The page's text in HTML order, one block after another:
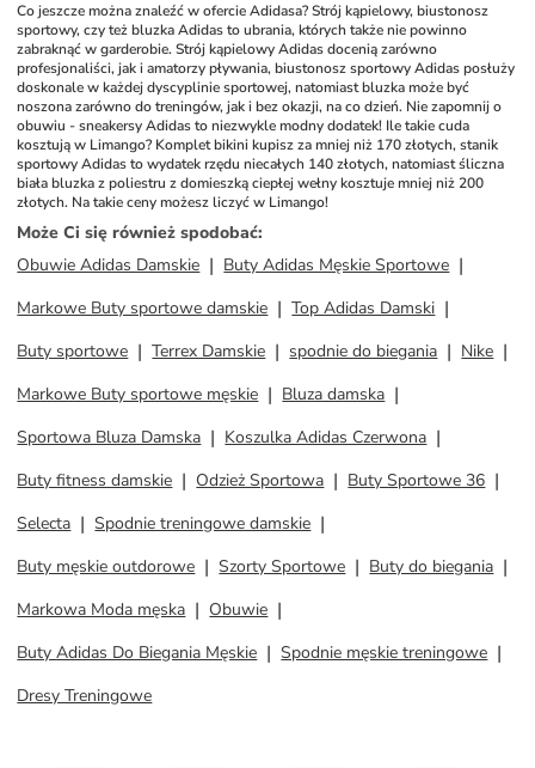
Co jeszcze można znaleźć w ofercie Adidasa? Strój kąpielowy, biustonosz
sportowy, czy też bluzka Adidas to ubrania, których także nie powinno
zabraknąć w garderobie. Strój kąpielowy Adidas docenią zarówno
profesjonaliści, jak i amatorzy pływania, biustonosz sportowy Adidas posłuży
doskonale w każdej dyscyplinie sportowej, natomiast bluzka może być
noszona zarówno do treningów, jak i bez okazji, na co dzień. Nie zapomnij o
obuwiu - sneakersy Adidas to niezwykle modny dodatek! Ile takie cuda
kosztują w Limango? Komplet bikini kupisz za mniej niż 170 złotych, stanik
sportowy Adidas to wydatek rzędu niecałych 140 złotych, natomiast śliczna
biała bluzka z poliestru z domieszką ciepłej wełny kosztuje mniej niż 200
złotych. Na takie ceny możesz liczyć w Limango!
Może Ci się również spodobać:
Obuwie Adidas Damskie
Buty Adidas Męskie Sportowe
Markowe Buty sportowe damskie
Top Adidas Damski
Buty sportowe
Terrex Damskie spodnie do biegania
Nike
Markowe Buty sportowe męskie
Bluza damska
Sportowa Bluza Damska
Koszulka Adidas Czerwona
Buty fitness damskie
Odzież Sportowa
Buty Sportowe 36
Selecta
Spodnie treningowe damskie
Buty męskie outdorowe
Szorty Sportowe
Buty do biegania
Markowa Moda męska
Obuwie
Buty Adidas Do Biegania Męskie
Spodnie męskie treningowe
Dresy Treningowe